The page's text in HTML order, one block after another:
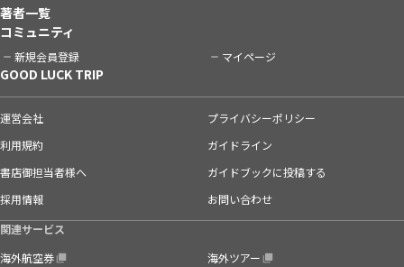
著者一覧
コミュニティ
新規会員登録 マイページ
GOOD LUCK TRIP
運営会社
プライバシーポリシー
利用規約
ガイドライン
書店御担当者様へ
ガイドブックに投稿する
採用情報
お問い合わせ
関連サービス
海外航空券
海外ツアー